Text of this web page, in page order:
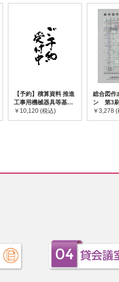
【予約】積算資料 推進
工事用機械器具等基礎
価格表 2026年度版
※2026/8/31発売予定
￥10,120 (税込)
総合図作
ン 第3刷
￥3,278